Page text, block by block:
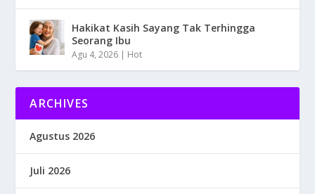
Hakikat Kasih Sayang Tak Terhingga
Seorang Ibu
Agu 4, 2026 | Hot
ARCHIVES
Agustus 2026
Juli 2026